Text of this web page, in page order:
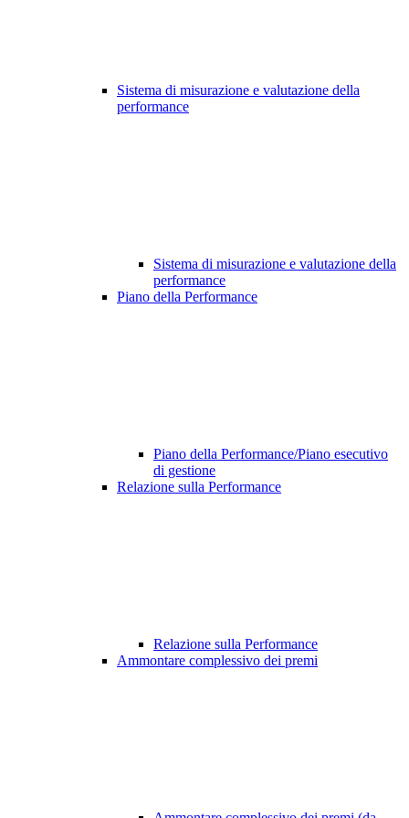
Sistema di misurazione e valutazione della
performance
Sistema di misurazione e valutazione della
performance
Piano della Performance
Piano della Performance/Piano esecutivo
di gestione
Relazione sulla Performance
Relazione sulla Performance
Ammontare complessivo dei premi